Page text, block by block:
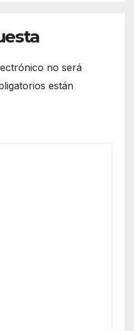
no será
están